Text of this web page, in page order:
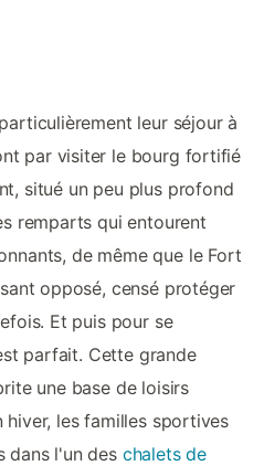
leur séjour à
par visiter le bourg fortifié
situé un peu plus profond
remparts qui entourent
de même que le Fort
opposé, censé protéger
Et puis pour se
parfait. Cette grande
une base de loisirs
hiver, les familles sportives
dans l'un des chalets de